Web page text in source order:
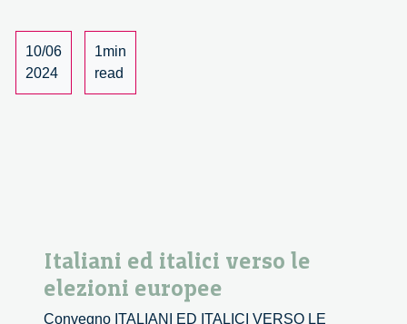
10/06
2024
1min
read
Italiani ed italici verso le
elezioni europee
Convegno ITALIANI ED ITALICI VERSO LE